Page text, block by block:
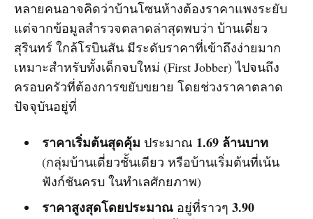
หลายคนอาจคิดว่าบ้านโซนห้างต้องราคาแพงระยับ
แต่จากข้อมูลสำรวจตลาดล่าสุดพบว่า บ้านเดี่ยว
สุรินทร์ ใกล้โรบินสัน มีระดับราคาที่เข้าถึงง่ายมาก
เหมาะสำหรับทั้งเด็กจบใหม่ (First Jobber) ไปจนถึง
ครอบครัวที่ต้องการขยับขยาย โดยช่วงราคาตลาด
ปัจจุบันอยู่ที่
ราคาเริ่มต้นสุดคุ้ม ประมาณ 1.69 ล้านบาท
(กลุ่มบ้านเดี่ยวชั้นเดียว หรือบ้านเริ่มต้นที่เน้น
ฟังก์ชันครบ ในทำเลศักยภาพ)
ราคาสูงสุดโดยประมาณ อยู่ที่ราวๆ 3.90